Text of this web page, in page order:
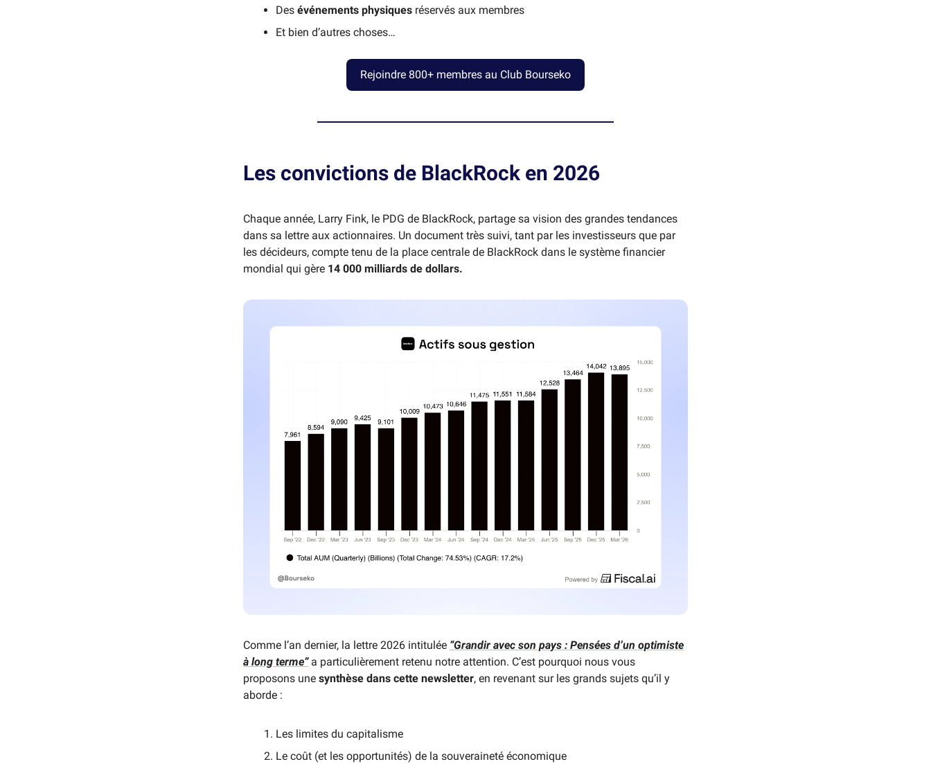
Des événements physiques réservés aux membres
Et bien d’autres choses…
Rejoindre 800+ membres au Club Bourseko
Les convictions de BlackRock en 2026
Chaque année, Larry Fink, le PDG de BlackRock, partage sa vision des grandes tendances
dans sa lettre aux actionnaires. Un document très suivi, tant par les investisseurs que par
les décideurs, compte tenu de la place centrale de BlackRock dans le système financier
mondial qui gère 14 000 milliards de dollars.
Comme l’an dernier, la lettre 2026 intitulée “Grandir avec son pays : Pensées d’un optimiste
à long terme”a particulièrement retenu notre attention. C’est pourquoi nous vous
proposons une synthèse dans cette newsletter, en revenant sur les grands sujets qu’il y
aborde :
Les limites du capitalisme
Le coût (et les opportunités) de la souveraineté économique